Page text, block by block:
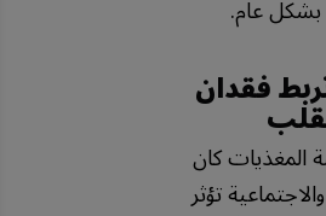
عام.
فقدان
المغذيات كان
تؤثر